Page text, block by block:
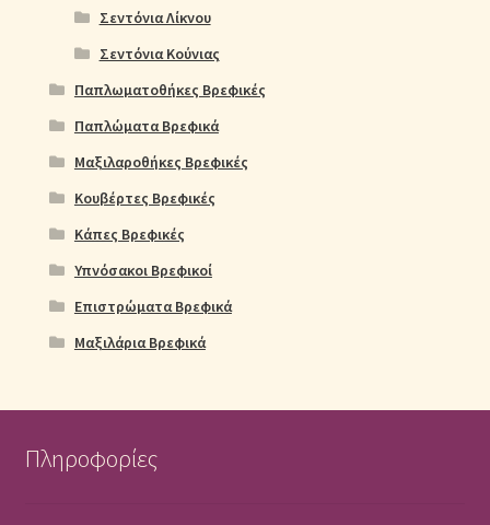
Σεντόνια Λίκνου
Σεντόνια Κούνιας
Παπλωματοθήκες Βρεφικές
Παπλώματα Βρεφικά
Μαξιλαροθήκες Βρεφικές
Κουβέρτες Βρεφικές
Κάπες Βρεφικές
Υπνόσακοι Βρεφικοί
Επιστρώματα Βρεφικά
Μαξιλάρια Βρεφικά
Πληροφορίες